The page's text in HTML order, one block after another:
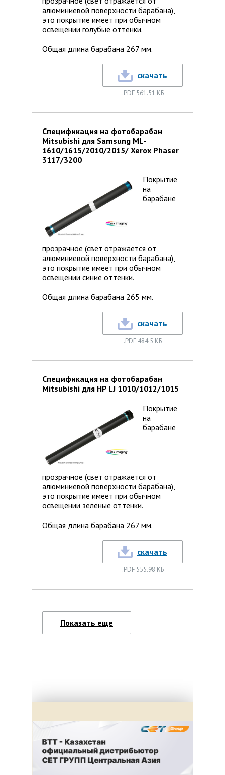
алюминиевой поверхности барабана),
это покрытие имеет при обычном
освещении голубые оттенки.
Общая длина барабана 267 мм.
скачать
.PDF 561.51 КБ
Спецификация на фотобарабан
Mitsubishi для Samsung ML-
1610/1615/2010/2015/ Xerox Phaser
3117/3200
Покрытие
на
барабане
прозрачное (свет отражается от
алюминиевой поверхности барабана),
это покрытие имеет при обычном
освещении синие оттенки.
Общая длина барабана 265 мм.
скачать
.PDF 484.5 КБ
Спецификация на фотобарабан
Mitsubishi для HP LJ 1010/1012/1015
Покрытие
на
барабане
прозрачное (свет отражается от
алюминиевой поверхности барабана),
это покрытие имеет при обычном
освещении зеленые оттенки.
Общая длина барабана 267 мм.
скачать
.PDF 555.98 КБ
Показать еще